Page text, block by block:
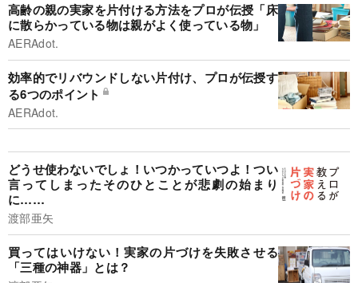
高齢の親の実家を片付ける方法をプロが伝授「床
に散らかっている物は親がよく使っている物」
AERAdot.
効率的でリバウンドしない片付け、プロが伝授す
る6つのポイント
AERAdot.
どうせ使わないでしょ！いつかっていつよ！つい
言ってしまったそのひとことが悲劇の始まり
に……
渡部亜矢
買ってはいけない！実家の片づけを失敗させる
「三種の神器」とは？